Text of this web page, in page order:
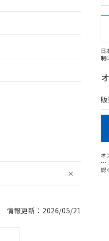
情報更新：2026/05/21
日
制
オ
～
認